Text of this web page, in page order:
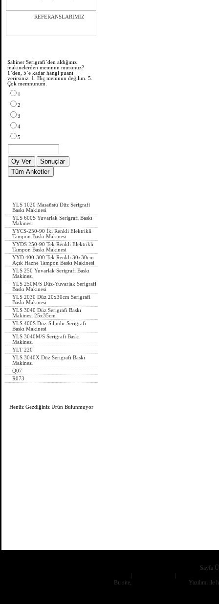
REFERANSLARIMIZ
Şahiner Serigrafi`den aldığınız
makinelerden memnun musunuz?
1`den, 5`e kadar hangi puanı
verirsiniz. 1. Hiç memnun değilim. 5.
Çok memnunum.
1
2
3
4
5
YLS 1020 Masaüstü Düz Serigrafi
Baskı Makinesi
YLS 600S Yuvarlak Serigrafi Baskı
Makinesi
YYCS-250-90 İki Renkli Elektrikli
Tampon Baskı Makinesi
YYDS 250-90 Tek Renkli Elektrikli
Tampon Baskı Makinesi
YYD 400-300 Tek Renkli 30x30cm
Açık Hazne Tampon Baskı Makinesi
YLS 250 Yuvarlak Serigrafi Baskı
Makinesi
YLS 250M/S Düz-Yuvarlak Serigrafi
Baskı Makinesi
YLS 2030 Düz 20x30cm Serigrafi
Baskı Makinesi
YLS 3040 Düz Serigrafi Baskı
Makinesi 25x35cm
YLS 400S Düz-Silindir Serigrafi
Baskı Makinesi
YLS 3040M/S Serigrafi Baskı
Makinesi
YLT 220
YLS 3040X Düz Serigrafi Baskı
Makinesi
Q07
R073
Henüz Gezdiğiniz Ürün Bulunmuyor
Sayfa
Bu site,
Yazılımı ile